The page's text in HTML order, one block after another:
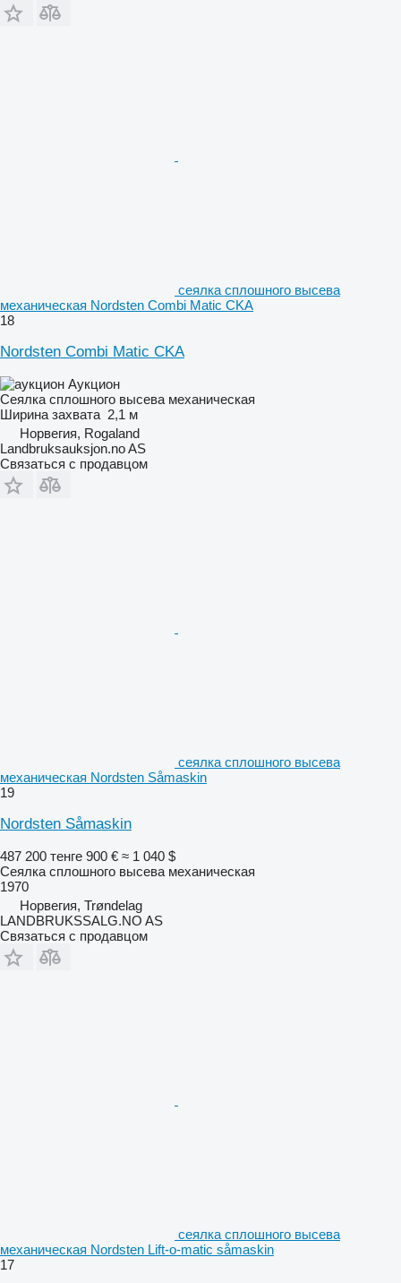
сеялка сплошного высева
механическая Nordsten Combi Matic CKA
18
Nordsten Combi Matic CKA
Аукцион
Сеялка сплошного высева механическая
Ширина захвата 2,1 м
Норвегия, Rogaland
Landbruksauksjon.no AS
Связаться с продавцом
сеялка сплошного высева
механическая Nordsten Såmaskin
19
Nordsten Såmaskin
487 200 тенге 900 € ≈ 1 040 $
Сеялка сплошного высева механическая
1970
Норвегия, Trøndelag
LANDBRUKSSALG.NO AS
Связаться с продавцом
сеялка сплошного высева
механическая Nordsten Lift-o-matic såmaskin
17